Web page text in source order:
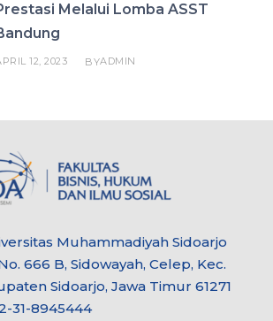
Melalui Lomba ASST
12, 2023 BYADMIN
Muhammadiyah Sidoarjo
666 B, Sidowayah, Celep, Kec.
Sidoarjo, Jawa Timur 61271
8945444